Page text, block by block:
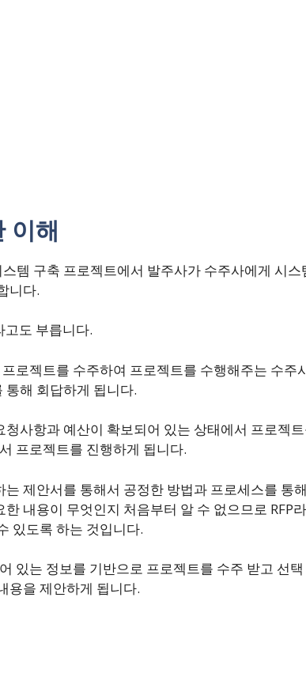
이해
스템 구축 프로젝트에서 발주사가 수주사에게 시
니다.
고도 부릅니다.
로젝트를 수주하여 프로젝트를 수행해주는 수주
해 회답하게 됩니다.
사항과 예산이 확보되어 있는 상태에서 프로젝
프로젝트를 진행하게 됩니다.
제안서를 통해서 공정한 방법과 프로세스를 통
내용이 무엇인지 처음부터 알 수 없으므로 RFP
있도록 하는 것입니다.
있는 정보를 기반으로 프로젝트를 수주 받고 선
용을 제안하게 됩니다.